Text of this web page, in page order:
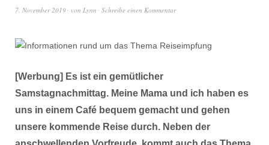
7. November 2019 von Lynn Schreibe einen Kommentar
[Werbung] Es ist ein gemütlicher
Samstagnachmittag. Meine Mama und ich haben es
uns in einem Café bequem gemacht und gehen
unsere kommende Reise durch. Neben der